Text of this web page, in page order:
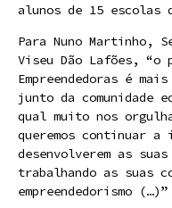
alunos de 15 escolas
Para Nuno Martinho,
Viseu Dão Lafões, “o
Empreendedoras é
junto da comunidade
qual muito nos
queremos continuar
desenvolverem as
trabalhando as suas
empreendedorismo (…)”